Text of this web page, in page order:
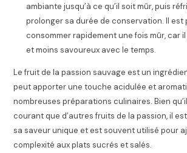
ambiante jusqu’à ce qu’il soit mûr, puis
prolonger sa durée de conservation. Il est
consommer rapidement une fois mûr, car
et moins savoureux avec le temps.
Le fruit de la passion sauvage est un
peut apporter une touche acidulée et
nombreuses préparations culinaires. Bien
courant que d’autres fruits de la passion, il
sa saveur unique et est souvent utilisé pour
complexité aux plats sucrés et salés.